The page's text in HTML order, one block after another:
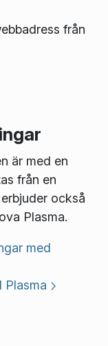
från
är med en
från en
också
Plasma.
med
Plasma